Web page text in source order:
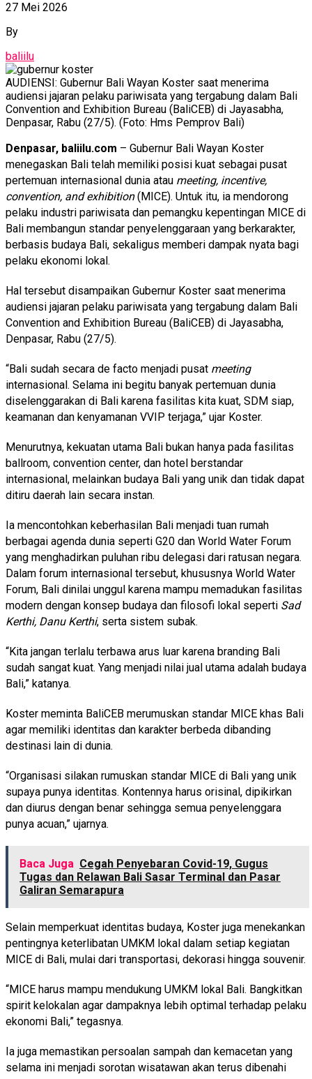
27 Mei 2026
By
baliilu
AUDIENSI: Gubernur Bali Wayan Koster saat menerima
audiensi jajaran pelaku pariwisata yang tergabung dalam Bali
Convention and Exhibition Bureau (BaliCEB) di Jayasabha,
Denpasar, Rabu (27/5). (Foto: Hms Pemprov Bali)
Denpasar, baliilu.com – Gubernur Bali Wayan Koster
menegaskan Bali telah memiliki posisi kuat sebagai pusat
pertemuan internasional dunia atau meeting, incentive,
convention, and exhibition(MICE). Untuk itu, ia mendorong
pelaku industri pariwisata dan pemangku kepentingan MICE di
Bali membangun standar penyelenggaraan yang berkarakter,
berbasis budaya Bali, sekaligus memberi dampak nyata bagi
pelaku ekonomi lokal.
Hal tersebut disampaikan Gubernur Koster saat menerima
audiensi jajaran pelaku pariwisata yang tergabung dalam Bali
Convention and Exhibition Bureau (BaliCEB) di Jayasabha,
Denpasar, Rabu (27/5).
“Bali sudah secara de facto menjadi pusat meeting
internasional. Selama ini begitu banyak pertemuan dunia
diselenggarakan di Bali karena fasilitas kita kuat, SDM siap,
keamanan dan kenyamanan VVIP terjaga,” ujar Koster.
Menurutnya, kekuatan utama Bali bukan hanya pada fasilitas
ballroom, convention center, dan hotel berstandar
internasional, melainkan budaya Bali yang unik dan tidak dapat
ditiru daerah lain secara instan.
Ia mencontohkan keberhasilan Bali menjadi tuan rumah
berbagai agenda dunia seperti G20 dan World Water Forum
yang menghadirkan puluhan ribu delegasi dari ratusan negara.
Dalam forum internasional tersebut, khususnya World Water
Forum, Bali dinilai unggul karena mampu memadukan fasilitas
modern dengan konsep budaya dan filosofi lokal seperti Sad
Kerthi, Danu Kerthi, serta sistem subak.
“Kita jangan terlalu terbawa arus luar karena branding Bali
sudah sangat kuat. Yang menjadi nilai jual utama adalah budaya
Bali,” katanya.
Koster meminta BaliCEB merumuskan standar MICE khas Bali
agar memiliki identitas dan karakter berbeda dibanding
destinasi lain di dunia.
“Organisasi silakan rumuskan standar MICE di Bali yang unik
supaya punya identitas. Kontennya harus orisinal, dipikirkan
dan diurus dengan benar sehingga semua penyelenggara
punya acuan,” ujarnya.
Baca Juga Cegah Penyebaran Covid-19, Gugus
Tugas dan Relawan Bali Sasar Terminal dan Pasar
Galiran Semarapura
Selain memperkuat identitas budaya, Koster juga menekankan
pentingnya keterlibatan UMKM lokal dalam setiap kegiatan
MICE di Bali, mulai dari transportasi, dekorasi hingga souvenir.
“MICE harus mampu mendukung UMKM lokal Bali. Bangkitkan
spirit kelokalan agar dampaknya lebih optimal terhadap pelaku
ekonomi Bali,” tegasnya.
Ia juga memastikan persoalan sampah dan kemacetan yang
selama ini menjadi sorotan wisatawan akan terus dibenahi